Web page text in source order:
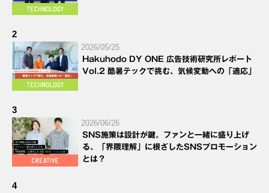
2
2026/05/25
Hakuhodo DY ONE 広告技術研究所レポート
Vol.2 酷暑テックで挑む、気候変動への「適応」
3
2026/06/26
SNS施策は設計が鍵。ファンと一緒に盛り上げ
る、「界隈理解」に根ざしたSNSプロモーション
とは？
4